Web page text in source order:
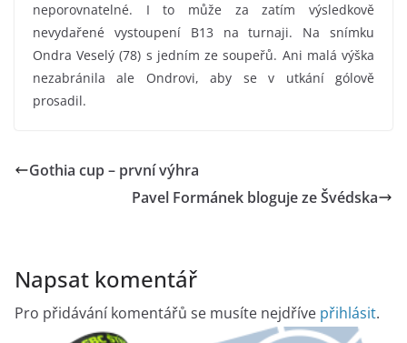
neporovnatelné. I to může za zatím výsledkově
nevydařené vystoupení B13 na turnaji. Na snímku
Ondra Veselý (78) s jedním ze soupeřů. Ani malá výška
nezabránila ale Ondrovi, aby se v utkání gólově
prosadil.
Gothia cup – první výhra
Pavel Formánek bloguje ze Švédska
Napsat komentář
Pro přidávání komentářů se musíte nejdříve přihlásit.